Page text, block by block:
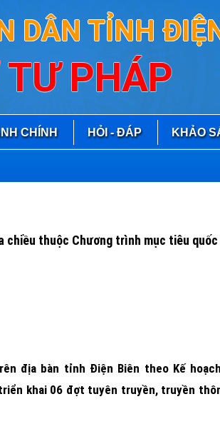
DÂN TỈNH
TƯ PHÁP
CHÍNH HỎI - ĐÁP KHẢO
thuộc Chương trình mục tiêu quốc
địa bàn tỉnh Điện Biên theo Kế hoạch
khai 06 đợt tuyên truyền, truyền